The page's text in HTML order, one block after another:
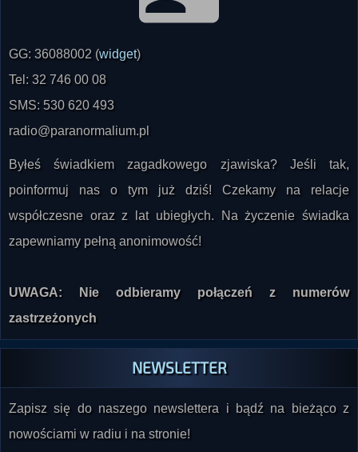
GG: 36088002 (widget)
Tel: 32 746 00 08
SMS: 530 620 493
radio@paranormalium.pl
Byłeś świadkiem zagadkowego zjawiska? Jeśli tak,
poinformuj nas o tym już dziś! Czekamy na relacje
współczesne oraz z lat ubiegłych. Na życzenie świadka
zapewniamy pełną anonimowość!
UWAGA: Nie odbieramy połączeń z numerów
zastrzeżonych
NEWSLETTER
Zapisz się do naszego newslettera i bądź na bieżąco z
nowościami w radiu i na stronie!